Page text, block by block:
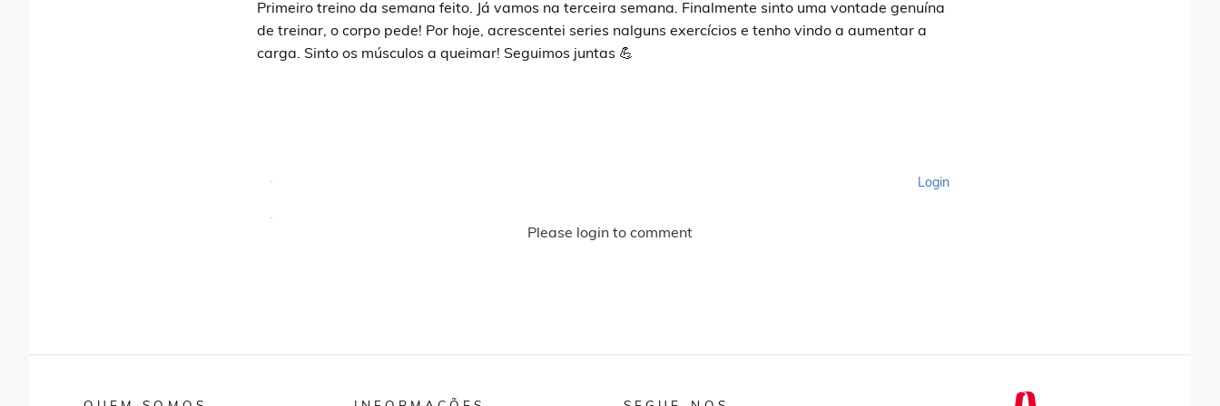
Primeiro treino da semana feito. Já vamos na terceira semana. Finalmente sinto uma vontade genuína
de treinar, o corpo pede! Por hoje, acrescentei series nalguns exercícios e tenho vindo a aumentar a
carga. Sinto os músculos a queimar! Seguimos juntas 💪
Login
Please login to comment